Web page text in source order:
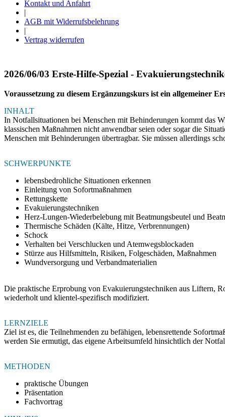
Kontakt und Anfahrt
|
AGB mit Widerrufsbelehrung
|
Vertrag widerrufen
2026/06/03 Erste-Hilfe-Spezial -
Voraussetzung zu diesem Ergänzungskurs ist ein allgemeiner
INHALT
In Notfallsituationen bei Menschen mit Behinderungen kommt das
klassischen Maßnahmen nicht anwendbar seien oder sogar die
Menschen mit Behinderungen übertragbar. Sie müssen allerdings
SCHWERPUNKTE
lebensbedrohliche Situationen erkennen
Einleitung von Sofortmaßnahmen
Rettungskette
Evakuierungstechniken
Herz-Lungen-Wiederbelebung mit Beatmungsbeutel und
Thermische Schäden (Kälte, Hitze, Verbrennungen)
Schock
Verhalten bei Verschlucken und Atemwegsblockaden
Stürze aus Hilfsmitteln, Risiken, Folgeschäden, Maßnahmen
Wundversorgung und Verbandmaterialien
Die praktische Erprobung von Evakuierungstechniken aus Liftern,
wiederholt und klientel-spezifisch modifiziert.
LERNZIELE
Ziel ist es, die Teilnehmenden zu befähigen, lebensrettende
werden Sie ermutigt, das eigene Arbeitsumfeld hinsichtlich der
METHODEN
praktische Übungen
Präsentation
Fachvortrag